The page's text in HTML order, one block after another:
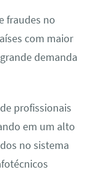
fraudes no
com maior
demanda
profissionais
em um alto
no sistema